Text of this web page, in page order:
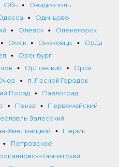
Обь
Овидиополь
Одинцово
Олевск
Оленегорск
Омск Оноковцы
Орда
Оренбург
Орловский
Орск
п. Лесной Городок
Посад
Павлоград
Пенза
Первомайский
Залесский
Хмельницкий
Пермь
Петровское
Камчатский